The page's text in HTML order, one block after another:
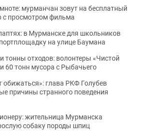
мурманчан зовут на бесплатный
с просмотром фильма
в Мурманске для школьников
на улице Баумана
тонны отходов: волонтеры «Чистой
60 тонн мусора с Рыбачьего
обижаться»: глава РКФ Голубев
причины странного поведения
жительница Мурманска
собаку породы шпиц